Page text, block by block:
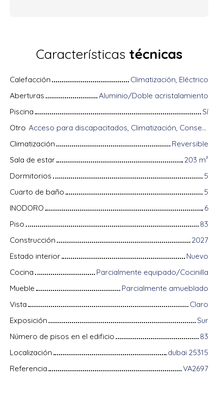
Características técnicas
Calefacción
Climatización, Eléctrico
Aberturas
Aluminio/Doble acristalamiento
Piscina
Sí
Otro
Acceso para discapacitados, Climatización, Conserje, Equipos domóticos, Fibra óptica, Guardián, Puerta blindada, Sistema de alarma, Videófono
Climatización
Reversible
Sala de estar
203 m²
Dormitorios
5
Cuarto de baño
5
INODORO
6
Piso
83
Construcción
2027
Estado interior
Nuevo
Cocina
Parcialmente equipado/Cocinilla
Mueble
Parcialmente amueblado
Vista
Claro
Exposición
Sur
Número de pisos en el edificio
83
Localización
dubai 25315
Referencia
VA2697